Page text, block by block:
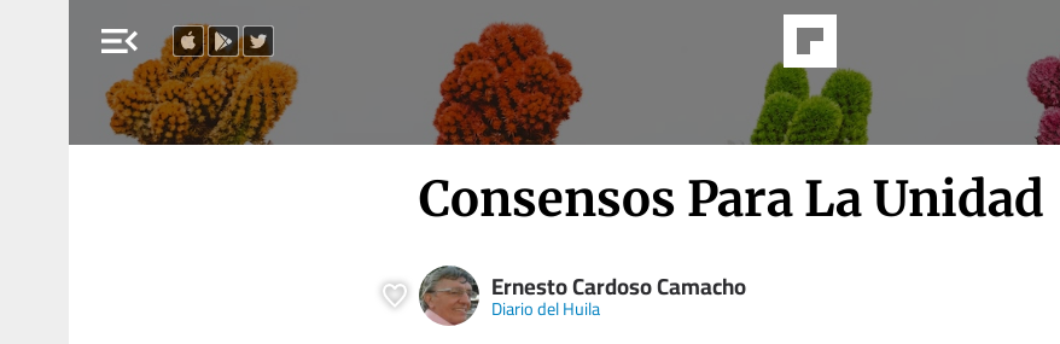
menu_open
Consensos Para La Unidad
Ernesto Cardoso Camacho
Diario del Huila